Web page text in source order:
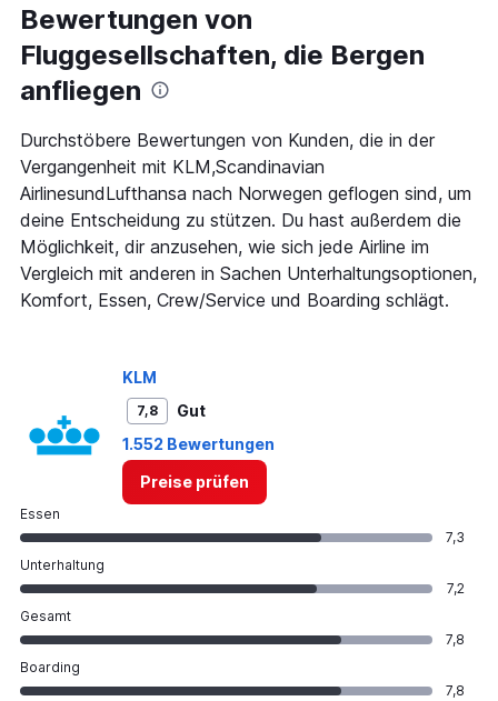
Range:
91
categories.
The
chart
1
Y
axis
displaying
values.
Range:
0
to
750.
Bewertungen von
Fluggesellschaften, die Bergen
anfliegen
Durchstöbere Bewertungen von Kunden, die in der
Vergangenheit mit KLM,Scandinavian
AirlinesundLufthansa nach Norwegen geflogen sind, um
deine Entscheidung zu stützen. Du hast außerdem die
Möglichkeit, dir anzusehen, wie sich jede Airline im
Vergleich mit anderen in Sachen Unterhaltungsoptionen,
Komfort, Essen, Crew/Service und Boarding schlägt.
KLM
7,8
Gut
1.552 Bewertungen
Preise prüfen
Essen
7,3
Unterhaltung
7,2
Gesamt
7,8
Boarding
7,8